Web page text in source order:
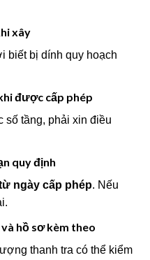
xây
biết bị dính quy hoạch
được cấp phép
số tầng, phải xin điều
quy định
ngày cấp phép. Nếu
hồ sơ kèm theo
thanh tra có thể kiểm